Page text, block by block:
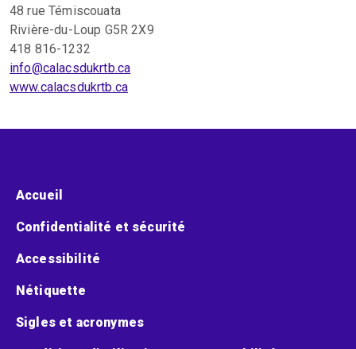
48 rue Témiscouata
Rivière-du-Loup G5R 2X9
418 816-1232
info@calacsdukrtb.ca
www.calacsdukrtb.ca
Menu pied de page
Accueil
Confidentialité et sécurité
Accessibilité
Nétiquette
Sigles et acronymes